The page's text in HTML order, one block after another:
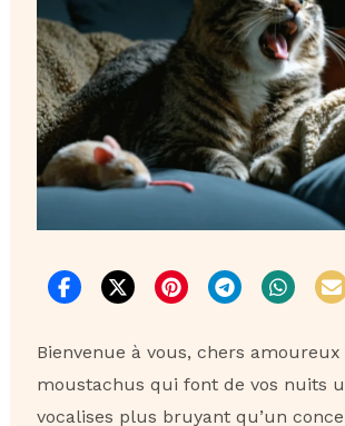
Bienvenue à vous, chers amoureux
moustachus qui font de vos nuits
vocalises plus bruyant qu’un